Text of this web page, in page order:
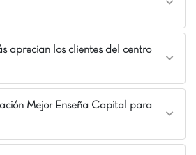
aprecian los clientes del centro
Mejor Enseña Capital para